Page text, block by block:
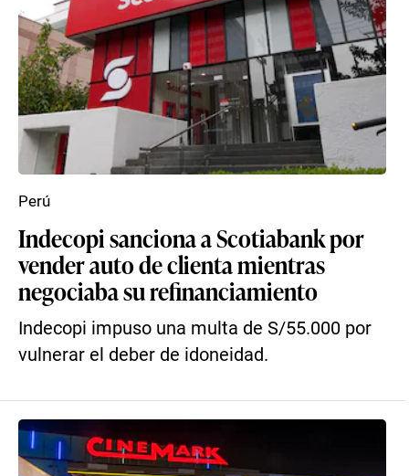
Indecopi sanciona a Scotiabank por
vender auto de clienta mientras
negociaba su refinanciamiento
Indecopi impuso una multa de S/55.000 por
vulnerar el deber de idoneidad.
Perú